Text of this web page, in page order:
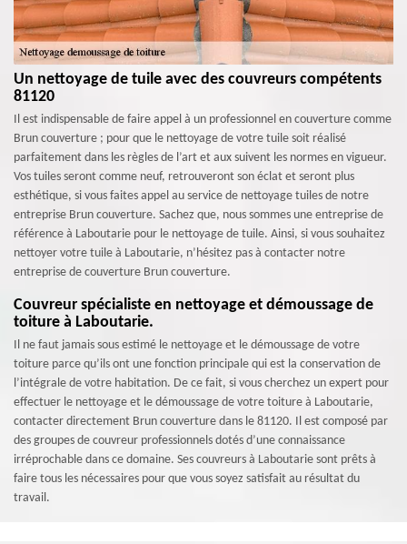
Un nettoyage de tuile avec des couvreurs compétents
81120
Il est indispensable de faire appel à un professionnel en couverture comme
Brun couverture ; pour que le nettoyage de votre tuile soit réalisé
parfaitement dans les règles de l’art et aux suivent les normes en vigueur.
Vos tuiles seront comme neuf, retrouveront son éclat et seront plus
esthétique, si vous faites appel au service de nettoyage tuiles de notre
entreprise Brun couverture. Sachez que, nous sommes une entreprise de
référence à Laboutarie pour le nettoyage de tuile. Ainsi, si vous souhaitez
nettoyer votre tuile à Laboutarie, n’hésitez pas à contacter notre
entreprise de couverture Brun couverture.
Couvreur spécialiste en nettoyage et démoussage de
toiture à Laboutarie.
Il ne faut jamais sous estimé le nettoyage et le démoussage de votre
toiture parce qu’ils ont une fonction principale qui est la conservation de
l’intégrale de votre habitation. De ce fait, si vous cherchez un expert pour
effectuer le nettoyage et le démoussage de votre toiture à Laboutarie,
contacter directement Brun couverture dans le 81120. Il est composé par
des groupes de couvreur professionnels dotés d’une connaissance
irréprochable dans ce domaine. Ses couvreurs à Laboutarie sont prêts à
faire tous les nécessaires pour que vous soyez satisfait au résultat du
travail.